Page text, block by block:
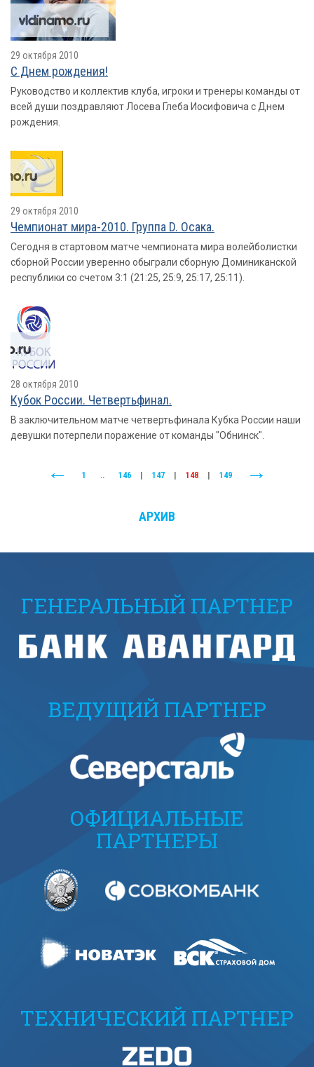
29 октября 2010
С Днем рождения!
Руководство и коллектив клуба, игроки и тренеры команды от
всей души поздравляют Лосева Глеба Иосифовича с Днем
рождения.
29 октября 2010
Чемпионат мира-2010. Группа D. Осака.
Сегодня в стартовом матче чемпионата мира волейболистки
сборной России уверенно обыграли сборную Доминиканской
республики со счетом 3:1 (21:25, 25:9, 25:17, 25:11).
28 октября 2010
Кубок России. Четвертьфинал.
В заключительном матче четвертьфинала Кубка России наши
девушки потерпели поражение от команды "Обнинск".
1 .. 146 147 148 149
АРХИВ
ГЕНЕРАЛЬНЫЙ ПАРТНЕР
ВЕДУЩИЙ ПАРТНЕР
ОФИЦИАЛЬНЫЕ
ПАРТНЕРЫ
ТЕХНИЧЕСКИЙ ПАРТНЕР